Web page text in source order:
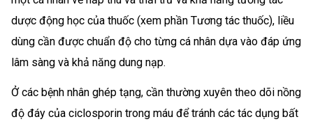
dược động học của thuốc (xem phần Tương tác thuốc), liều
dùng cần được chuẩn độ cho từng cá nhân dựa vào đáp ứng
lâm sàng và khả năng dung nạp.
Ở các bệnh nhân ghép tạng, cần thường xuyên theo dõi nồng
độ đáy của ciclosporin trong máu để tránh các tác dụng bất